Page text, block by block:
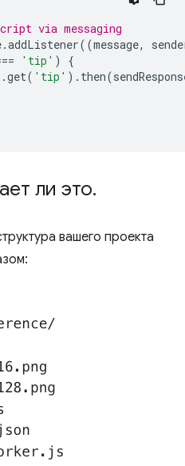
via messaging
.addListener((message,
'tip' )
{
.get( 'tip' ). then(
ли это.
вашего проекта